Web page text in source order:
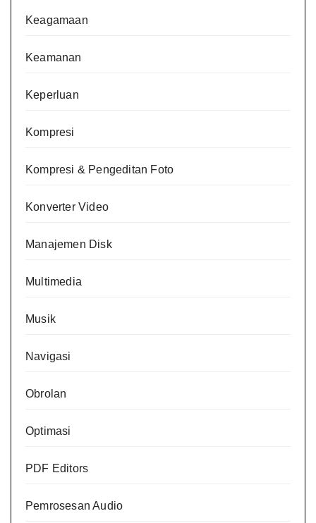
Keagamaan
Keamanan
Keperluan
Kompresi
Kompresi & Pengeditan Foto
Konverter Video
Manajemen Disk
Multimedia
Musik
Navigasi
Obrolan
Optimasi
PDF Editors
Pemrosesan Audio